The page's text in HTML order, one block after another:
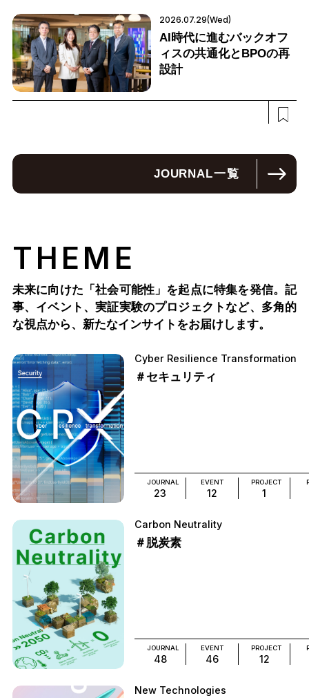
2026.07.29(Wed)
AI時代に進むバックオフ
ィスの共通化とBPOの再
設計
JOURNAL一覧
THEME
未来に向けた「社会可能性」を起点に特集を発信。記
事、イベント、実証実験のプロジェクトなど、多角的
な視点から、新たなインサイトをお届けします。
Cyber Resilience Transformation
＃セキュリティ
JOURNAL
23
EVENT
12
PROJECT
1
Carbon Neutrality
＃脱炭素
JOURNAL
48
EVENT
46
PROJECT
12
New Technologies